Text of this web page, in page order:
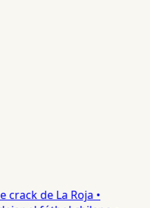
de La Roja •